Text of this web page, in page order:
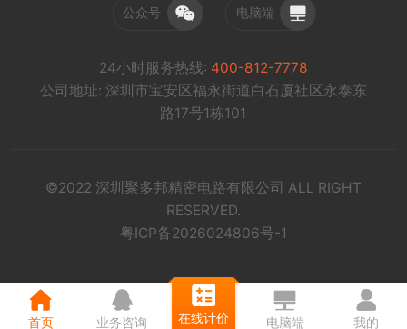
公众号 电脑端
24小时服务热线: 400-812-7778
公司地址: 深圳市宝安区福永街道白石厦社区永泰东
路17号1栋101
©2022 深圳聚多邦精密电路有限公司 ALL RIGHT
RESERVED.
粤ICP备2026024806号-1
首页 业务咨询 在线计价 电脑端 我的